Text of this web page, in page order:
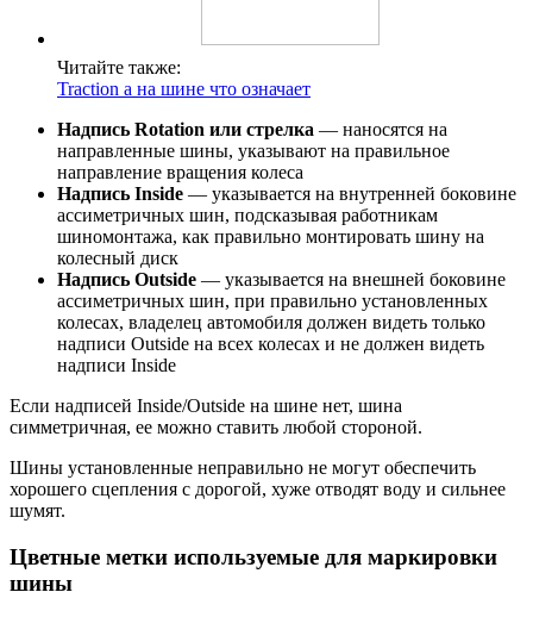
Читайте также:
Traction a на шине что означает
Надпись Rotation или стрелка — наносятся на
направленные шины, указывают на правильное
направление вращения колеса
Надпись Inside — указывается на внутренней боковине
ассиметричных шин, подсказывая работникам
шиномонтажа, как правильно монтировать шину на
колесный диск
Надпись Outside — указывается на внешней боковине
ассиметричных шин, при правильно установленных
колесах, владелец автомобиля должен видеть только
надписи Outside на всех колесах и не должен видеть
надписи Inside
Если надписей Inside/Outside на шине нет, шина
симметричная, ее можно ставить любой стороной.
Шины установленные неправильно не могут обеспечить
хорошего сцепления с дорогой, хуже отводят воду и сильнее
шумят.
Цветные метки используемые для маркировки
шины